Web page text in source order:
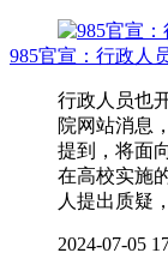
985官宣：行政人
行政人员也
院网站消息
提到，将面
在高校实施
人提出质疑
2024-07-05